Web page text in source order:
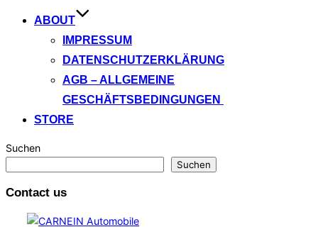
ABOUT
IMPRESSUM
DATENSCHUTZERKLÄRUNG
AGB – ALLGEMEINE
GESCHÄFTSBEDINGUNGEN
STORE
Suchen
Suchen
Contact us